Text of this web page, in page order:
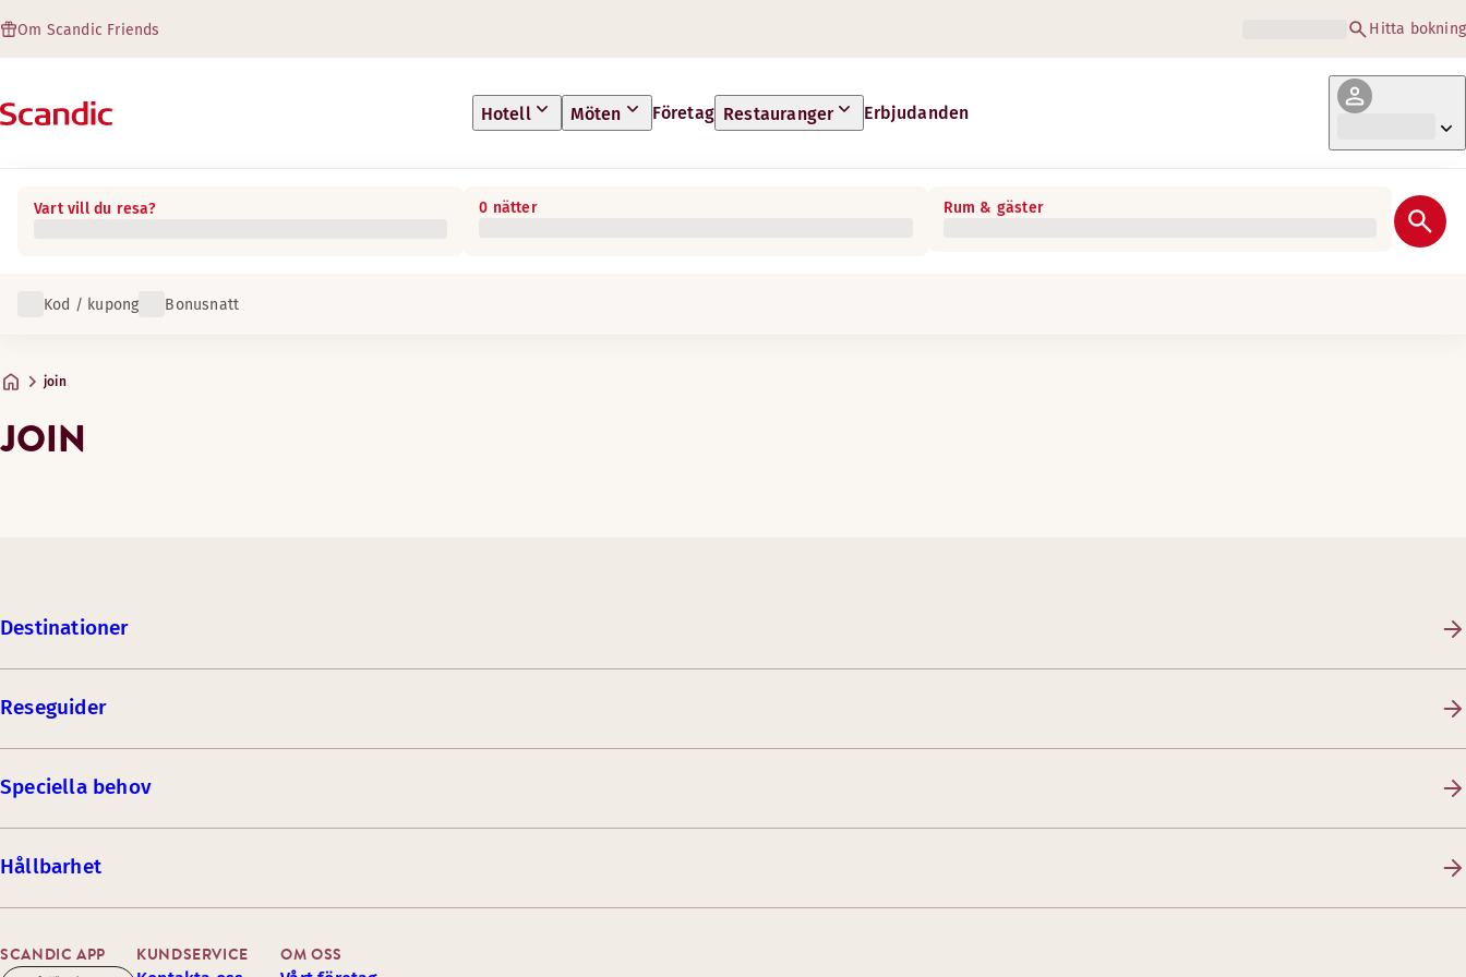
Om Scandic Friends Hitta bokning
Hotell Möten Företag Restauranger Erbjudanden
Vart vill du resa? 0 nätter Rum & gäster
Kod / kupong Bonusnatt
join
JOIN
Destinationer
Reseguider
Speciella behov
Hållbarhet
SCANDIC APP KUNDSERVICE OM OSS